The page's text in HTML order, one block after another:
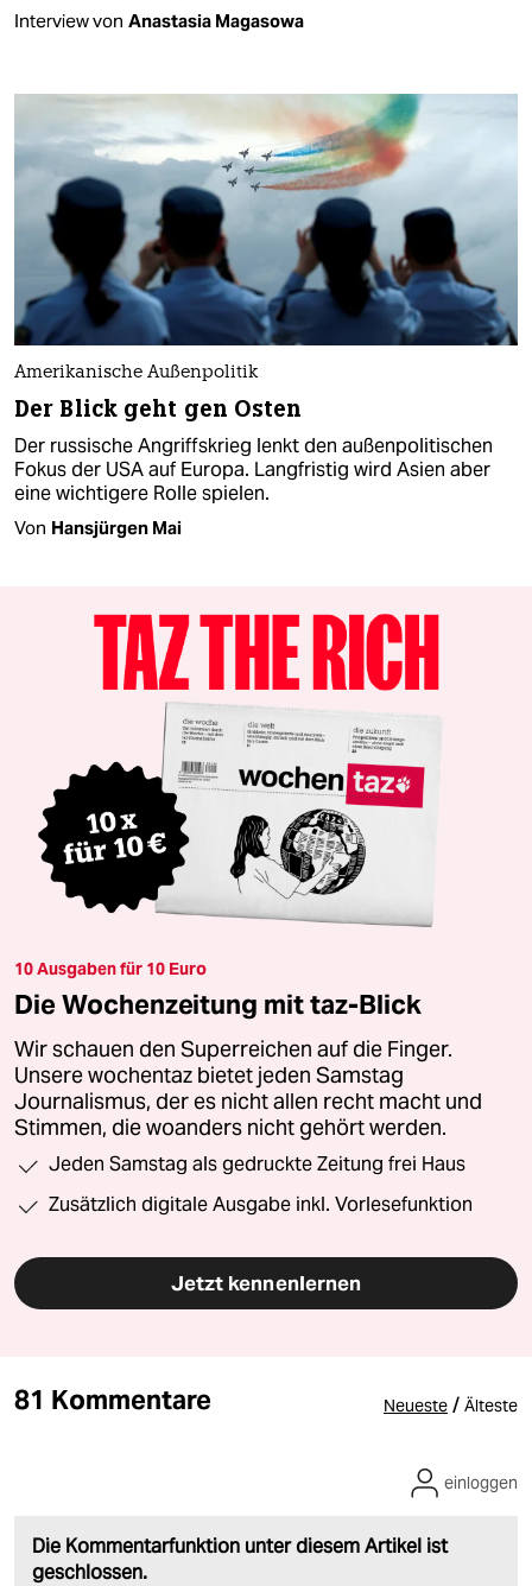
Interview von Anastasia Magasowa
Amerikanische Außenpolitik
Der Blick geht gen Osten
Der russische Angriffskrieg lenkt den außenpolitischen
Fokus der USA auf Europa. Langfristig wird Asien aber
eine wichtigere Rolle spielen.
Von Hansjürgen Mai
10 Ausgaben für 10 Euro
Die Wochenzeitung mit taz-Blick
Wir schauen den Superreichen auf die Finger.
Unsere wochentaz bietet jeden Samstag
Journalismus, der es nicht allen recht macht und
Stimmen, die woanders nicht gehört werden.
Jeden Samstag als gedruckte Zeitung frei Haus
Zusätzlich digitale Ausgabe inkl. Vorlesefunktion
Jetzt kennenlernen
81 Kommentare Neueste / Älteste
Die Kommentarfunktion unter diesem Artikel ist
geschlossen.
einloggen